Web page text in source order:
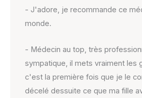
- J'adore, je recommande ce
monde.
- Médecin au top, très
sympatique, il mets vraiment les
c'est la première fois que je le
décelé dessuite ce que ma fille